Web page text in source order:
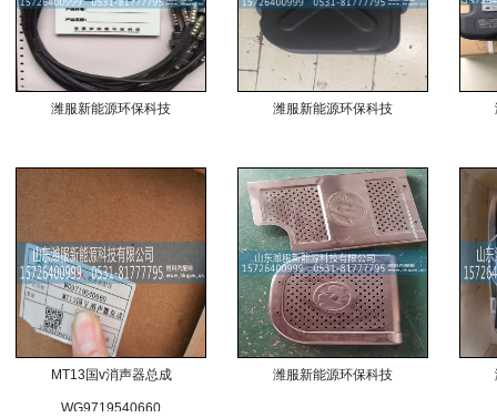
潍服新能源环保科技 潍服新能源环保科技
MT13国v消声器总成
WG9719540660
潍服新能源环保科技